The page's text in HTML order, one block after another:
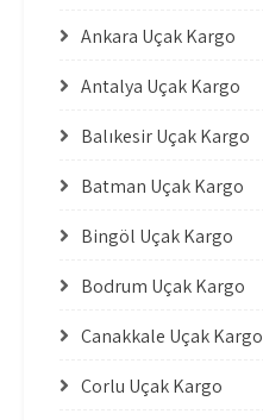
Ankara Uçak Kargo
Antalya Uçak Kargo
Balıkesir Uçak Kargo
Batman Uçak Kargo
Bingöl Uçak Kargo
Bodrum Uçak Kargo
Çanakkale Uçak Kargo
Çorlu Uçak Kargo